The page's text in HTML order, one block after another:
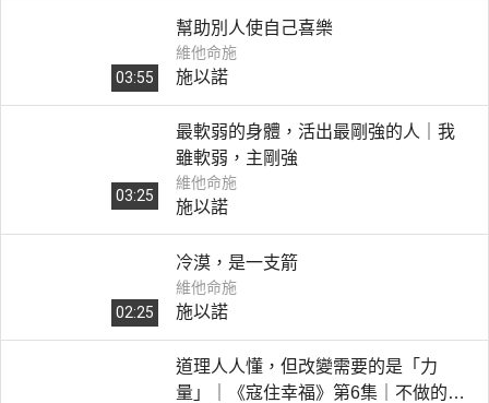
03:55
幫助別人使自己喜樂
維他命施
施以諾
03:25
最軟弱的身體，活出最剛強的人｜我
雖軟弱，主剛強
維他命施
施以諾
02:25
冷漠，是一支箭
維他命施
施以諾
道理人人懂，但改變需要的是「力
量」｜《寇住幸福》第6集｜不做的自